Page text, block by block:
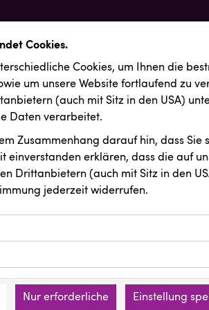
Cookies.
Cookies, um Ihnen die
um unsere Website fortlaufend zu
(auch mit Sitz in den USA)
Daten verarbeitet.
Zusammenhang darauf hin, dass Sie
ein­ver­standen erklären, dass die auf
Drittanbietern (auch mit Sitz in den
jederzeit widerrufen.
ermöglichen grundlegende
erforderlich. Diese Cookies
an keine Dritten übermittelt.
der Website (Erstanbieter)
Besucher unsere Website nutzen.
Nur erforderliche Einstellung